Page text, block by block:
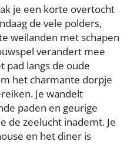
je een korte overtocht
de vele polders,
weilanden met schapen
verandert mee
pad langs de oude
het charmante dorpje
Je wandelt
paden en geurige
de zeelucht inademt. Je
en het diner is